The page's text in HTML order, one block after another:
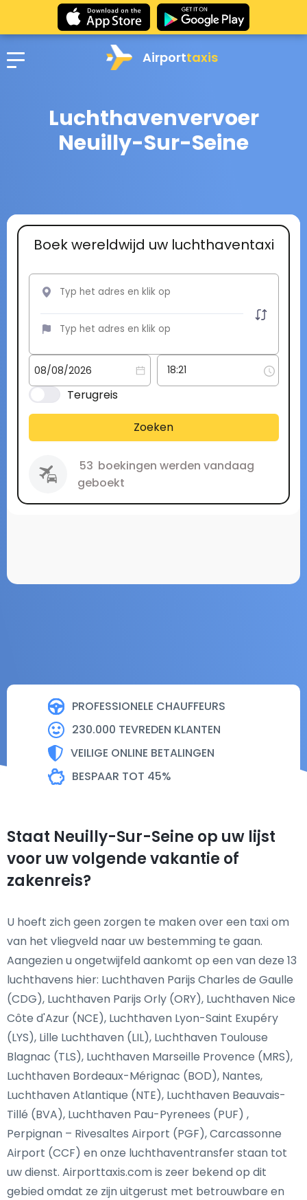
Airporttaxis
Luchthavenvervoer
Neuilly-Sur-Seine
PROFESSIONELE CHAUFFEURS
230.000 TEVREDEN KLANTEN
VEILIGE ONLINE BETALINGEN
BESPAAR TOT 45%
Boek wereldwijd uw luchthaventaxi
Terugreis
Zoeken
53 boekingen werden vandaag
geboekt
Staat Neuilly-Sur-Seine op uw lijst
voor uw volgende vakantie of
zakenreis?
U hoeft zich geen zorgen te maken over een taxi om
van het vliegveld naar uw bestemming te gaan.
Aangezien u ongetwijfeld aankomt op een van deze 13
luchthavens hier: Luchthaven Parijs Charles de Gaulle
(CDG), Luchthaven Parijs Orly (ORY), Luchthaven Nice
Côte d'Azur (NCE), Luchthaven Lyon-Saint Exupéry
(LYS), Lille Luchthaven (LIL), Luchthaven Toulouse
Blagnac (TLS), Luchthaven Marseille Provence (MRS),
Luchthaven Bordeaux-Mérignac (BOD), Nantes,
Luchthaven Atlantique (NTE), Luchthaven Beauvais-
Tillé (BVA), Luchthaven Pau-Pyrenees (PUF) ,
Perpignan – Rivesaltes Airport (PGF), Carcassonne
Airport (CCF) en onze luchthaventransfer staan tot
uw dienst. Airporttaxis.com is zeer bekend op dit
gebied omdat ze zijn uitgerust met betrouwbare en